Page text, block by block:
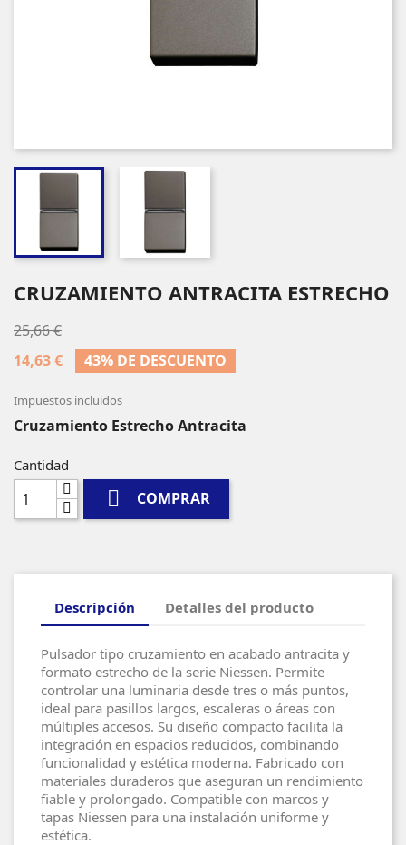
CRUZAMIENTO ANTRACITA ESTRECHO
25,66 €
14,63 €
43% DE DESCUENTO
Impuestos incluidos
Cruzamiento Estrecho Antracita
Cantidad
 COMPRAR
Descripción Detalles del producto
Pulsador tipo cruzamiento en acabado antracita y
formato estrecho de la serie Niessen. Permite
controlar una luminaria desde tres o más puntos,
ideal para pasillos largos, escaleras o áreas con
múltiples accesos. Su diseño compacto facilita la
integración en espacios reducidos, combinando
funcionalidad y estética moderna. Fabricado con
materiales duraderos que aseguran un rendimiento
fiable y prolongado. Compatible con marcos y
tapas Niessen para una instalación uniforme y
estética.